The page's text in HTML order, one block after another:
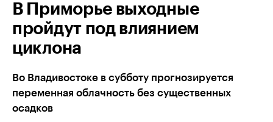
В Приморье выходные
пройдут под влиянием
циклона
Во Владивостоке в субботу прогнозируется
переменная облачность без существенных
осадков